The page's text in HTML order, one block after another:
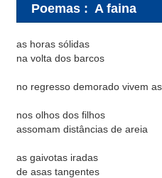
Poemas : A faina
as horas sólidas
na volta dos barcos
no regresso demorado vivem
nos olhos dos filhos
assomam distâncias de areia
as gaivotas iradas
de asas tangentes